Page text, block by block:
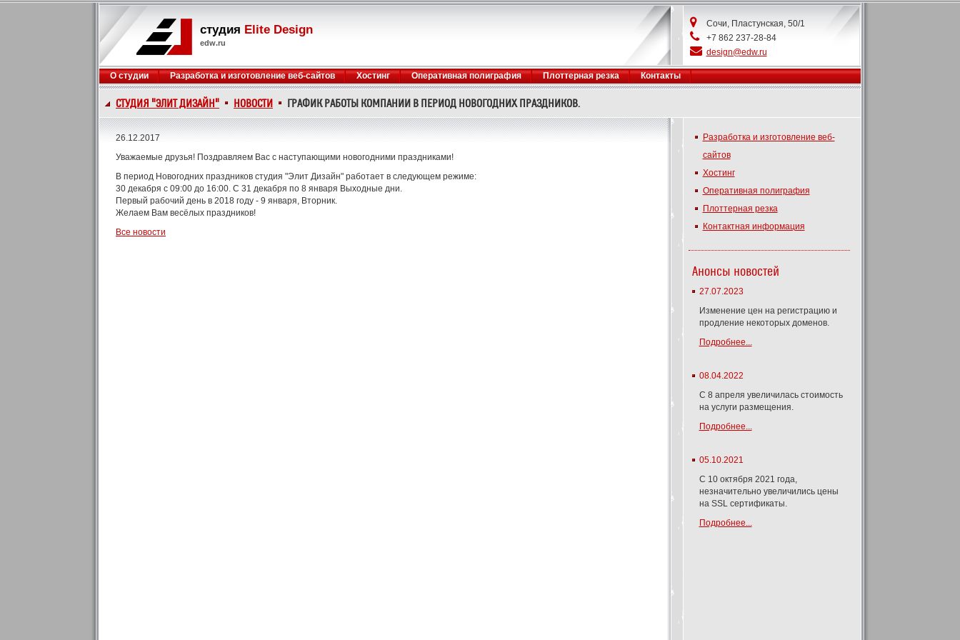
студия Elite Design
edw.ru
Сочи, Пластунская, 50/1
+7 862 237-28-84
design@edw.ru
О студии Разработка и изготовление веб-сайтов Хостинг Оперативная полиграфия Плоттерная резка Контакты
СТУДИЯ "ЭЛИТ ДИЗАЙН" НОВОСТИ ГРАФИК РАБОТЫ КОМПАНИИ В ПЕРИОД НОВОГОДНИХ ПРАЗДНИКОВ.
26.12.2017
Уважаемые друзья! Поздравляем Вас с наступающими новогодними праздниками!
В период Новогодних праздников студия "Элит Дизайн" работает в следующем режиме:
30 декабря с 09:00 до 16:00. С 31 декабря по 8 января Выходные дни.
Первый рабочий день в 2018 году - 9 января, Вторник.
Желаем Вам весёлых праздников!
Все новости
Разработка и изготовление веб-
сайтов
Хостинг
Оперативная полиграфия
Плоттерная резка
Контактная информация
Анонсы новостей
27.07.2023
Изменение цен на регистрацию и
продление некоторых доменов.
Подробнее...
08.04.2022
С 8 апреля увеличилась стоимость
на услуги размещения.
Подробнее...
05.10.2021
С 10 октября 2021 года,
незначительно увеличились цены
на SSL сертификаты.
Подробнее...